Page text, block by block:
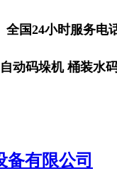
全国24小时服务电
自动码垛机 桶装水